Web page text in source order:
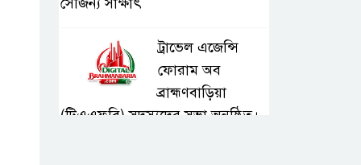
ট্রাভেল এজেন্সি
ফোরাম অব
ব্রাহ্মণবাড়িয়া
(টিএএফবি) সদস্যদের সভা অনুষ্ঠিত।